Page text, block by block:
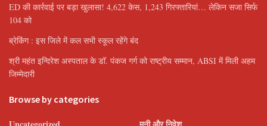
ED की कार्रवाई पर बड़ा खुलासा! 4,622 केस, 1,243 गिरफ्तारियां… लेकिन सजा सिर्फ
104 को
ब्रेकिंग : इस जिले में कल सभी स्कूल रहेंगे बंद
श्री महंत इन्दिरेश अस्पताल के डॉ. पंकज गर्ग को राष्ट्रीय सम्मान, ABSI में मिली अहम
जिम्मेदारी
Browse by categories